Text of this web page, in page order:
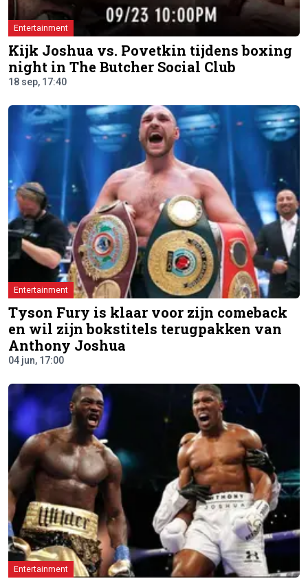
Entertainment
Kijk Joshua vs. Povetkin tijdens boxing
night in The Butcher Social Club
18 sep, 17:40
Entertainment
Tyson Fury is klaar voor zijn comeback
en wil zijn bokstitels terugpakken van
Anthony Joshua
04 jun, 17:00
Entertainment